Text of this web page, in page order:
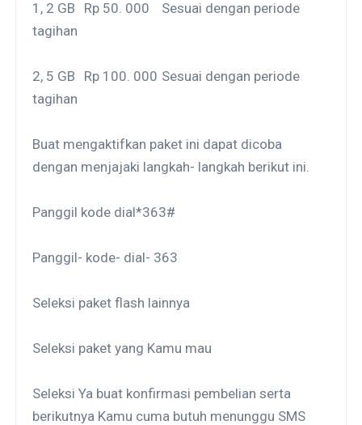
1, 2 GB Rp 50. 000
Sesuai dengan periode
tagihan
2, 5 GB Rp 100. 000 Sesuai dengan periode
tagihan
Buat mengaktifkan paket ini dapat dicoba
dengan menjajaki langkah- langkah berikut ini.
Panggil kode dial*363#
Panggil- kode- dial- 363
Seleksi paket flash lainnya
Seleksi paket yang Kamu mau
Seleksi Ya buat konfirmasi pembelian serta
berikutnya Kamu cuma butuh menunggu SMS